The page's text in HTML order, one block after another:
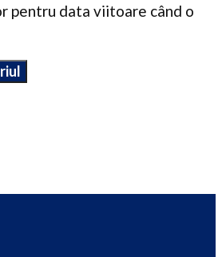
pentru data viitoare când o